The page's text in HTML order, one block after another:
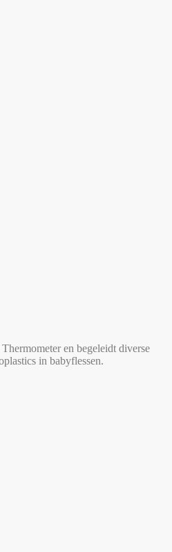
en begeleidt diverse
in babyflessen.